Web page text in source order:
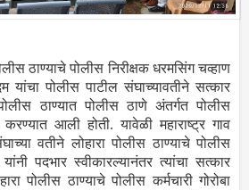
ठाण्याचे पोलीस निरीक्षक धरमसिंग चव्हाण
यांचा पोलीस पाटील संघाच्यावतीने सत्कार
ठाण्यात पोलीस ठाणे अंतर्गत पोलीस
आली होती. यावेळी महाराष्ट्र गाव
वतीने लोहारा पोलीस ठाण्याचे पोलीस
पदभार स्वीकारल्यानंतर त्यांचा सत्कार
पोलीस ठाण्याचे पोलीस कर्मचारी गोरोबा